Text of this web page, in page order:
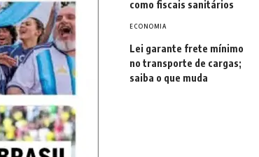
como fiscais sanitários
ECONOMIA
Lei garante frete mínimo
no transporte de cargas;
saiba o que muda